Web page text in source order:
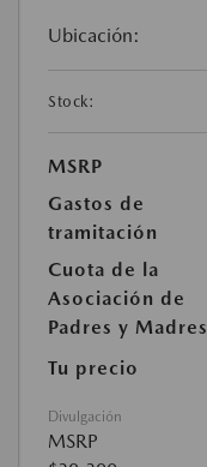
Ubicación:
Stock:
MSRP
Gastos de
tramitación
Cuota de la
Asociación de
Padres y Madres
Tu precio
Divulgación
MSRP